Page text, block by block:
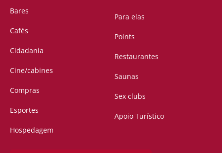
Bares
Cafés
Cidadania
Cine/cabines
Compras
Esportes
Hospedagem
Para elas
Points
Restaurantes
Saunas
Sex clubs
Apoio Turístico